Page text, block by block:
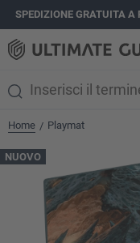
principale
SPEDIZIONE GRATUITA A
Home / Playmat
NUOVO
Salta la galleria di immagini